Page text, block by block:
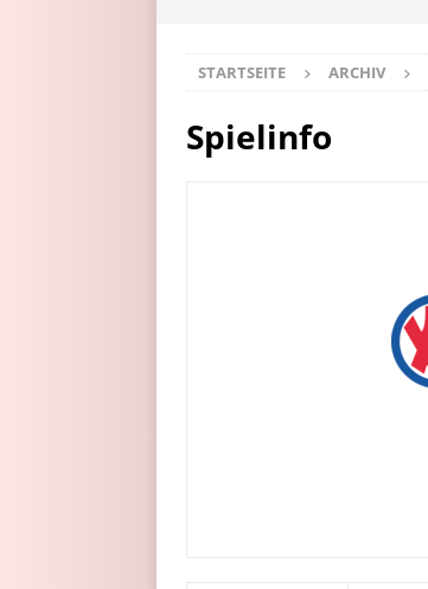
STARTSEITE ARCHIV
Spielinfo